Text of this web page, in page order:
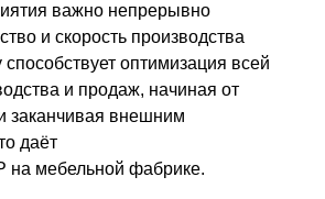
важно непрерывно
и скорость производства
оптимизация всей
и продаж, начиная от
заканчивая внешним
даёт
на мебельной фабрике.